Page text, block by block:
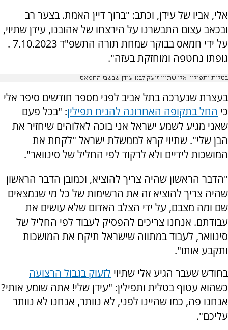
אלי, אביו של עידן, וכתב: "ברוך דיין האמת. בצער רב
ובכאב עצום התבשרנו על הירצחו של אהובנו, עידן שתיוי,
על ידי חמאס בבוקר שמחת תורה התשפ"ד 7.10.2023 .
גופתו נחטפה ומוחזקת בעזה".
בטלית ותפילין: אלי שתיוי זועק לבנו עידן שבשבי החמאס
בעצרת שנערכה בתל אביב לפני מספר חודשים סיפר אלי
כי החל בתקופה האחרונה להניח תפילין: "בכל פעם
שאני מגיע לשמע ישראל אני בוכה לאלוהים שיחזיר את
הבן שלי". שתיוי קרא לממשלת ישראל "לקחת את
המושכות לידיים ולא לרקוד לפי החליל של סינוואר".
"הדבר הראשון שהיה צריך להוציא, וכמובן הדבר הראשון
שהיה צריך להוציא זה את הרשימות של כל מי שנמצאים
שם ומה מצבם, על ידי הצלב האדום שלא עושים את
עבודתם. אנחנו צריכים להפסיק לעבוד לפי החליל של
סינוואר, לעבוד במתווה שישראל תיקח את המושכות
ותקבע אותו".
בחודש שעבר הגיע אלי שתיוי לזעוק בגבול הרצועה
כשהוא עטוף בטלית ותפילין: "עידן שלי! אתה שומע אותי?
אנחנו פה, כמו שהיינו לפני, לא נוותר, אנחנו לא נוותר
עליכם".